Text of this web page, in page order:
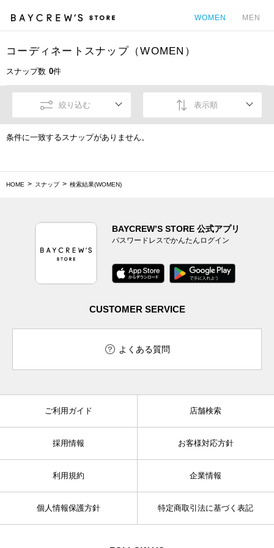
WOMEN MEN
コーディネートスナップ（WOMEN）
スナップ数 0件
絞り込む 表示順
条件に一致するスナップがありません。
HOME スナップ 検索結果(WOMEN)
BAYCREW’S STORE 公式アプリ
パスワードレスでかんたんログイン
CUSTOMER SERVICE
よくある質問
ご利用ガイド 店舗検索
採用情報 お客様対応方針
利用規約 企業情報
個人情報保護方針 特定商取引法に基づく表記